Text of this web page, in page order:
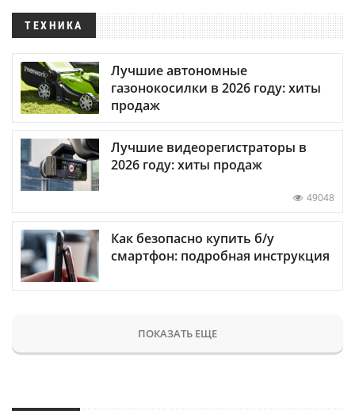
ТЕХНИКА
Лучшие автономные
газонокосилки в 2026 году: хиты
продаж
Лучшие видеорегистраторы в
2026 году: хиты продаж
49048
Как безопасно купить б/у
смартфон: подробная инструкция
ПОКАЗАТЬ ЕЩЕ